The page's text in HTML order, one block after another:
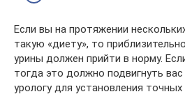
Если вы на протяжении
такую «диету», то
урины должен прийти в норму.
тогда это должно подвигнуть
урологу для установления